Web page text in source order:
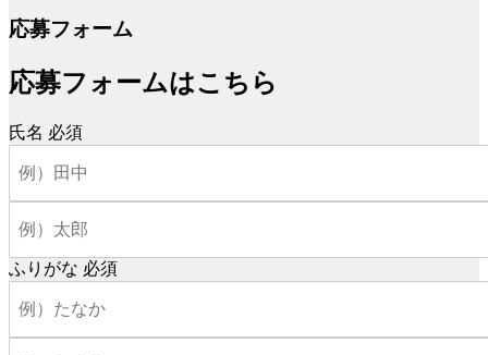
応募フォーム
応募フォームはこちら
氏名 必須
ふりがな 必須